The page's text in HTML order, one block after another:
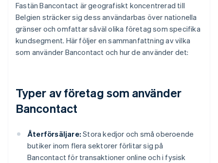
Fastän Bancontact är geografiskt koncentrerad till
Belgien sträcker sig dess användarbas över nationella
gränser och omfattar såväl olika företag som specifika
kundsegment. Här följer en sammanfattning av vilka
som använder Bancontact och hur de använder det:
Typer av företag som använder
Bancontact
Återförsäljare: Stora kedjor och små oberoende
butiker inom flera sektorer förlitar sig på
Bancontact för transaktioner online och i fysisk